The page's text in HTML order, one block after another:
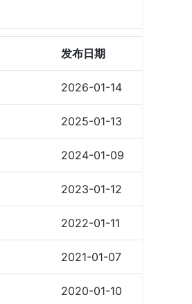
发布日期
2026-01-14
2025-01-13
2024-01-09
2023-01-12
2022-01-11
2021-01-07
2020-01-10